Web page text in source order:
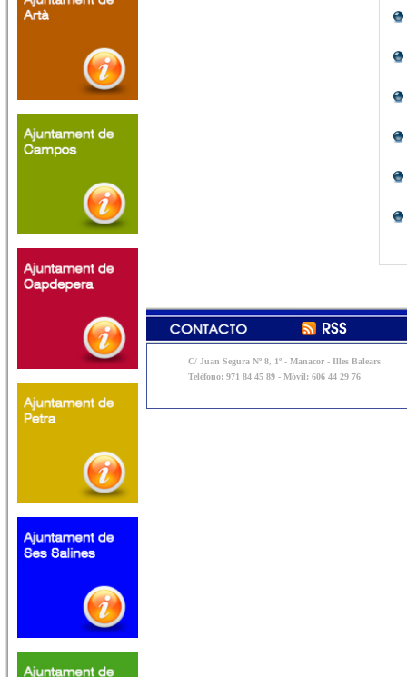
C/ Juan Segura Nº 8, 1º - Manacor - Illes Balears
Teléfono: 971 84 45 89 - Móvil: 606 44 29 76